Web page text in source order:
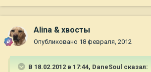
Alina & хвосты
Опубликовано 18 февраля, 2012
В 18.02.2012 в 17:44, DaneSoul сказал: